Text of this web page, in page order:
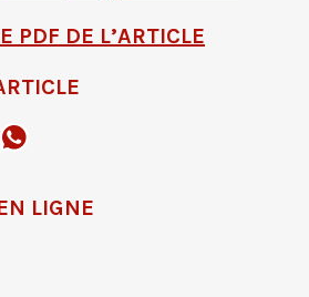
PDF DE L’ARTICLE
LIGNE